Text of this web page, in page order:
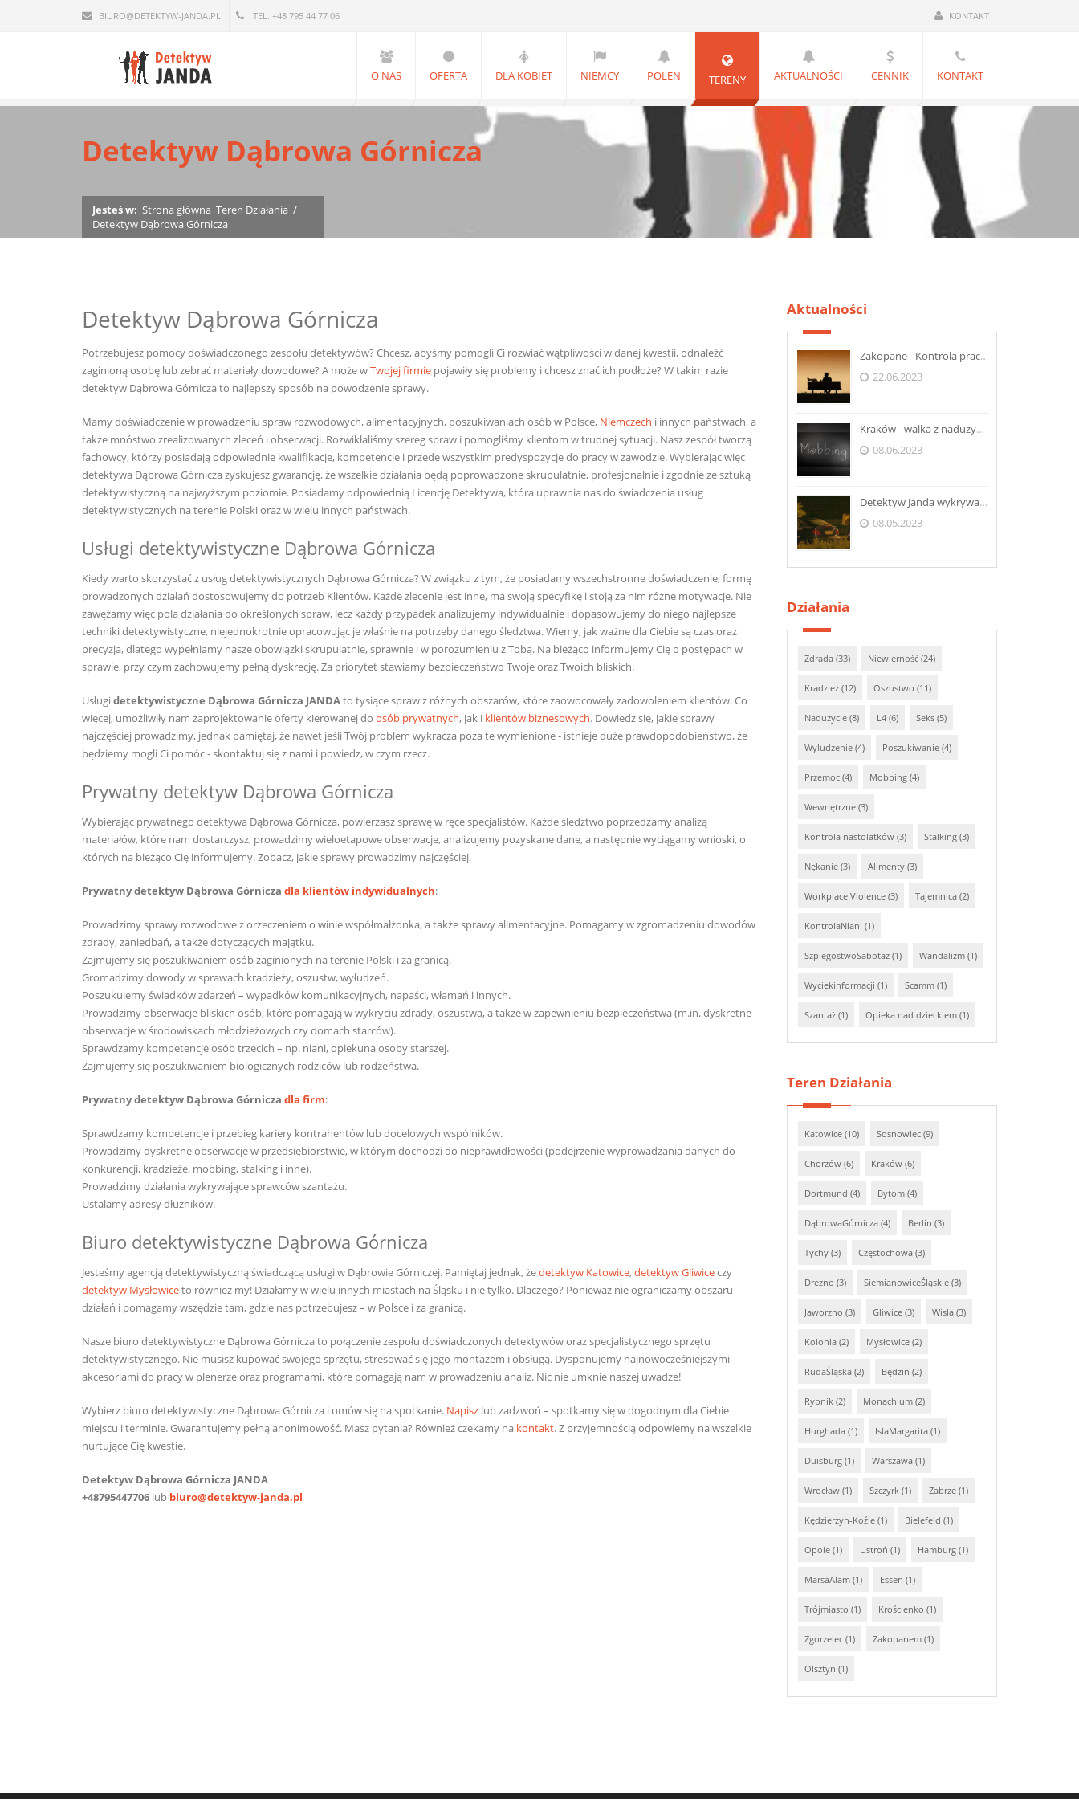
BIURO@DETEKTYW-JANDA.PL TEL. +48 795 44 77 06 KONTAKT
O NAS OFERTA DLA KOBIET NIEMCY POLEN TERENY AKTUALNOŚCI CENNIK KONTAKT
Detektyw Dąbrowa Górnicza
Jesteś w: Strona główna Teren Działania /
Detektyw Dąbrowa Górnicza
Detektyw Dąbrowa Górnicza
Potrzebujesz pomocy doświadczonego zespołu detektywów? Chcesz, abyśmy pomogli Ci rozwiać wątpliwości w danej kwestii, odnaleźć
zaginioną osobę lub zebrać materiały dowodowe? A może wTwojej firmie pojawiły się problemy i chcesz znać ich podłoże? W takim razie
detektyw Dąbrowa Górnicza to najlepszy sposób na powodzenie sprawy.
Mamy doświadczenie w prowadzeniu spraw rozwodowych, alimentacyjnych, poszukiwaniach osób w Polsce, Niemczech i innych państwach, a
także mnóstwo zrealizowanych zleceń i obserwacji. Rozwikłaliśmy szereg spraw i pomogliśmy klientom w trudnej sytuacji. Nasz zespół tworzą
fachowcy, którzy posiadają odpowiednie kwalifikacje, kompetencje i przede wszystkim predyspozycje do pracy w zawodzie. Wybierając więc
detektywa Dąbrowa Górnicza zyskujesz gwarancję, że wszelkie działania będą poprowadzone skrupulatnie, profesjonalnie i zgodnie ze sztuką
detektywistyczną na najwyższym poziomie. Posiadamy odpowiednią Licencję Detektywa, która uprawnia nas do świadczenia usług
detektywistycznych na terenie Polski oraz w wielu innych państwach.
Usługi detektywistyczne Dąbrowa Górnicza
Kiedy warto skorzystać z usług detektywistycznych Dąbrowa Górnicza? W związku z tym, że posiadamy wszechstronne doświadczenie, formę
prowadzonych działań dostosowujemy do potrzeb Klientów. Każde zlecenie jest inne, ma swoją specyfikę i stoją za nim różne motywacje. Nie
zawężamy więc pola działania do określonych spraw, lecz każdy przypadek analizujemy indywidualnie i dopasowujemy do niego najlepsze
techniki detektywistyczne, niejednokrotnie opracowując je właśnie na potrzeby danego śledztwa. Wiemy, jak ważne dla Ciebie są czas oraz
precyzja, dlatego wypełniamy nasze obowiązki skrupulatnie, sprawnie i w porozumieniu z Tobą. Na bieżąco informujemy Cię o postępach w
sprawie, przy czym zachowujemy pełną dyskrecję. Za priorytet stawiamy bezpieczeństwo Twoje oraz Twoich bliskich.
Usługidetektywistyczne Dąbrowa Górnicza JANDAto tysiące spraw z różnych obszarów, które zaowocowały zadowoleniem klientów. Co
więcej, umożliwiły nam zaprojektowanie oferty kierowanej do osób prywatnych, jak i klientów biznesowych. Dowiedz się, jakie sprawy
najczęściej prowadzimy, jednak pamiętaj, że nawet jeśli Twój problem wykracza poza te wymienione - istnieje duże prawdopodobieństwo, że
będziemy mogli Ci pomóc - skontaktuj się z nami i powiedz, w czym rzecz.
Prywatny detektyw Dąbrowa Górnicza
Wybierając prywatnego detektywa Dąbrowa Górnicza, powierzasz sprawę w ręce specjalistów. Każde śledztwo poprzedzamy analizą
materiałów, które nam dostarczysz, prowadzimy wieloetapowe obserwacje, analizujemy pozyskane dane, a następnie wyciągamy wnioski, o
których na bieżąco Cię informujemy. Zobacz, jakie sprawy prowadzimy najczęściej.
Prywatny detektyw Dąbrowa Górnicza dla klientów indywidualnych:
Prowadzimy sprawy rozwodowe z orzeczeniem o winie współmałżonka, a także sprawy alimentacyjne. Pomagamy w zgromadzeniu dowodów
zdrady, zaniedbań, a także dotyczących majątku.
Zajmujemy się poszukiwaniem osób zaginionych na terenie Polski i za granicą.
Gromadzimy dowody w sprawach kradzieży, oszustw, wyłudzeń.
Poszukujemy świadków zdarzeń – wypadków komunikacyjnych, napaści, włamań i innych.
Prowadzimy obserwacje bliskich osób, które pomagają w wykryciu zdrady, oszustwa, a także w zapewnieniu bezpieczeństwa (m.in. dyskretne
obserwacje w środowiskach młodzieżowych czy domach starców).
Sprawdzamy kompetencje osób trzecich – np. niani, opiekuna osoby starszej.
Zajmujemy się poszukiwaniem biologicznych rodziców lub rodzeństwa.
Prywatny detektyw Dąbrowa Górnicza dla firm:
Sprawdzamy kompetencje i przebieg kariery kontrahentów lub docelowych wspólników.
Prowadzimy dyskretne obserwacje w przedsiębiorstwie, w którym dochodzi do nieprawidłowości (podejrzenie wyprowadzania danych do
konkurencji, kradzieże, mobbing, stalking i inne).
Prowadzimy działania wykrywające sprawców szantażu.
Ustalamy adresy dłużników.
Biuro detektywistyczne Dąbrowa Górnicza
Jesteśmy agencją detektywistyczną świadczącą usługi w Dąbrowie Górniczej. Pamiętaj jednak, żedetektyw Katowice,detektyw Gliwiceczy
detektyw Mysłowiceto również my! Działamy w wielu innych miastach na Śląsku i nie tylko. Dlaczego? Ponieważ nie ograniczamy obszaru
działań i pomagamy wszędzie tam, gdzie nas potrzebujesz – w Polsce i za granicą.
Nasze biuro detektywistyczne Dąbrowa Górnicza to połączenie zespołu doświadczonych detektywów oraz specjalistycznego sprzętu
detektywistycznego. Nie musisz kupować swojego sprzętu, stresować się jego montażem i obsługą. Dysponujemy najnowocześniejszymi
akcesoriami do pracy w plenerze oraz programami, które pomagają nam w prowadzeniu analiz. Nic nie umknie naszej uwadze!
Wybierz biuro detektywistyczne Dąbrowa Górnicza i umów się na spotkanie. Napisz lub zadzwoń – spotkamy się w dogodnym dla Ciebie
miejscu i terminie. Gwarantujemy pełną anonimowość. Masz pytania? Również czekamy na kontakt. Z przyjemnością odpowiemy na wszelkie
nurtujące Cię kwestie.
Detektyw Dąbrowa Górnicza JANDA
+48795447706 lub biuro@detektyw-janda.pl
Aktualności
Zakopane - Kontrola pracownika na L4
22.06.2023
Kraków - walka z nadużyciami w miejscu pracy
08.06.2023
Detektyw Janda wykrywa kradzież - Wisła
08.05.2023
Działania
Zdrada (33) Niewierność (24)
Kradzież (12) Oszustwo (11)
Nadużycie (8) L4 (6) Seks (5)
Wyludzenie (4) Poszukiwanie (4)
Przemoc (4) Mobbing (4)
Wewnętrzne (3)
Kontrola nastolatków (3) Stalking (3)
Nękanie (3) Alimenty (3)
Workplace Violence (3) Tajemnica (2)
KontrolaNiani (1)
SzpiegostwoSabotaż (1) Wandalizm (1)
Wyciekinformacji (1) Scamm (1)
Szantaż (1) Opieka nad dzieckiem (1)
Teren Działania
Katowice (10) Sosnowiec (9)
Chorzów (6) Kraków (6)
Dortmund (4) Bytom (4)
DąbrowaGórnicza (4) Berlin (3)
Tychy (3) Częstochowa (3)
Drezno (3) SiemianowiceŚląskie (3)
Jaworzno (3) Gliwice (3) Wisła (3)
Kolonia (2) Mysłowice (2)
RudaŚląska (2) Będzin (2)
Rybnik (2) Monachium (2)
Hurghada (1) IslaMargarita (1)
Duisburg (1) Warszawa (1)
Wrocław (1) Szczyrk (1) Zabrze (1)
Kędzierzyn-Koźle (1) Bielefeld (1)
Opole (1) Ustroń (1) Hamburg (1)
MarsaAlam (1) Essen (1)
Trójmiasto (1) Krościenko (1)
Zgorzelec (1) Zakopanem (1)
Olsztyn (1)